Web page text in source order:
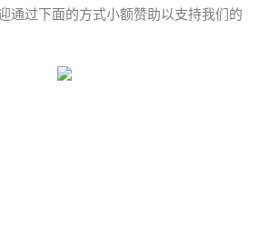
通过下面的方式小额赞助以支持我们的